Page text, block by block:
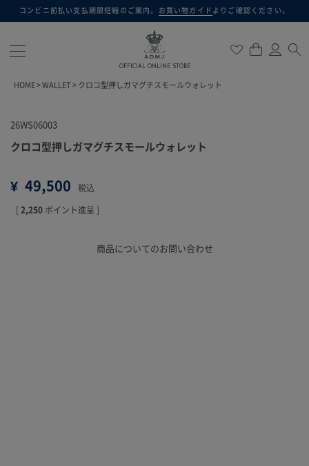
コンビニ前払い支払期限短縮のご案内。 お買い物ガイド よりご確認ください。
OFFICIAL ONLINE STORE
検索
HOME WALLET クロコ型押しガマグチスモールウォレット
26WS06003
クロコ型押しガマグチスモールウォレット
¥ 49,500
税込
[ 2,250 ポイント進呈 ]
商品についてのお問い合わせ